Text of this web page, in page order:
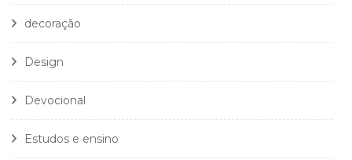
decoração
Design
Devocional
Estudos e ensino